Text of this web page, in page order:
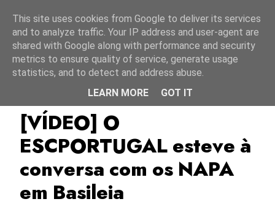
Escportugal Napa
[VÍDEO] O
ESCPORTUGAL esteve à
conversa com os NAPA
em Basileia
This site uses cookies from Google to deliver its services
and to analyze traffic. Your IP address and user-agent are
shared with Google along with performance and security
metrics to ensure quality of service, generate usage
statistics, and to detect and address abuse.
LEARN MORE
GOT IT